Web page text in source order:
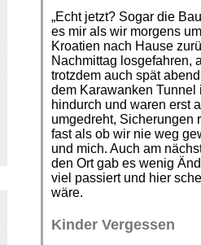
„Echt jetzt? Sogar die
es mir als wir morgens
Kroatien nach Hause
Nachmittag losgefahren,
trotzdem auch spät
dem Karawanken Tunnel
hindurch und waren erst
umgedreht, Sicherungen
fast als ob wir nie weg
und mich. Auch am
den Ort gab es wenig
viel passiert und hier
wäre.
Kinder Vergessen